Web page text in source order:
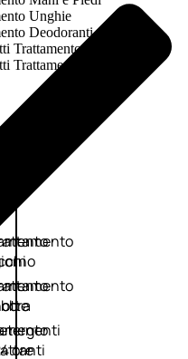
Unghie
Deodoranti
Trattamento Viso
Trattamento Corpo
ore